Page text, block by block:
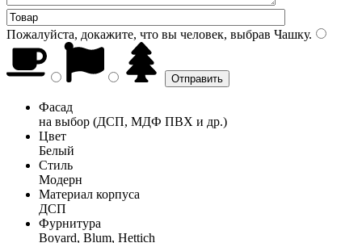
Пожалуйста, докажите, что вы человек, выбрав Чашку.
Фасад
на выбор (ДСП, МДФ ПВХ и др.)
Цвет
Белый
Стиль
Модерн
Материал корпуса
ДСП
Фурнитура
Boyard, Blum, Hettich